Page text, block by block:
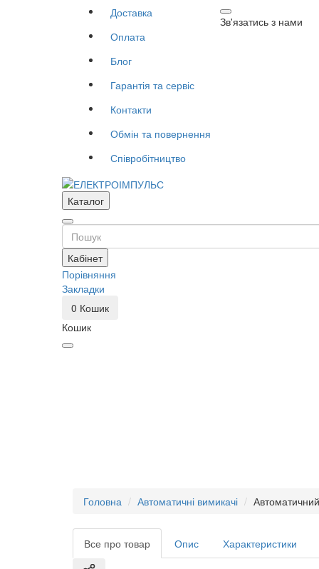
Доставка
Оплата
Блог
Гарантія та сервіс
Контакти
Обмін та повернення
Співробітництво
Зв'язатись з нами
Каталог
Кабінет
Порівняння
Закладки
0 Кошик
Кошик
Головна Автоматичні вимикачі
Все про товар Опис Характеристики